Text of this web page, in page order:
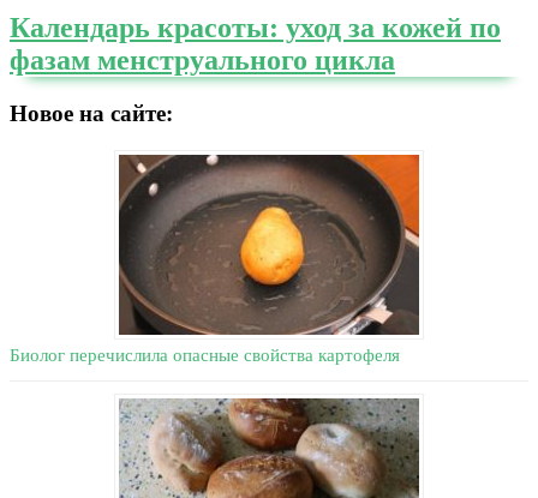
Календарь красоты: уход за кожей по
фазам менструального цикла
Новое на сайте:
Биолог перечислила опасные свойства картофеля